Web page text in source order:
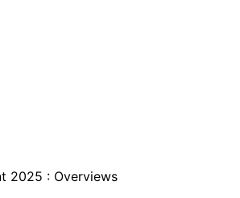
2025 : Overviews